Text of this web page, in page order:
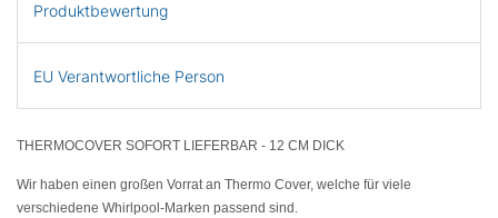
Produktbewertung
EU Verantwortliche Person
THERMOCOVER SOFORT LIEFERBAR - 12 CM DICK
Wir haben einen großen Vorrat an Thermo Cover, welche für viele
verschiedene Whirlpool-Marken passend sind.